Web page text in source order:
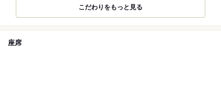
こだわりをもっと見る
座席